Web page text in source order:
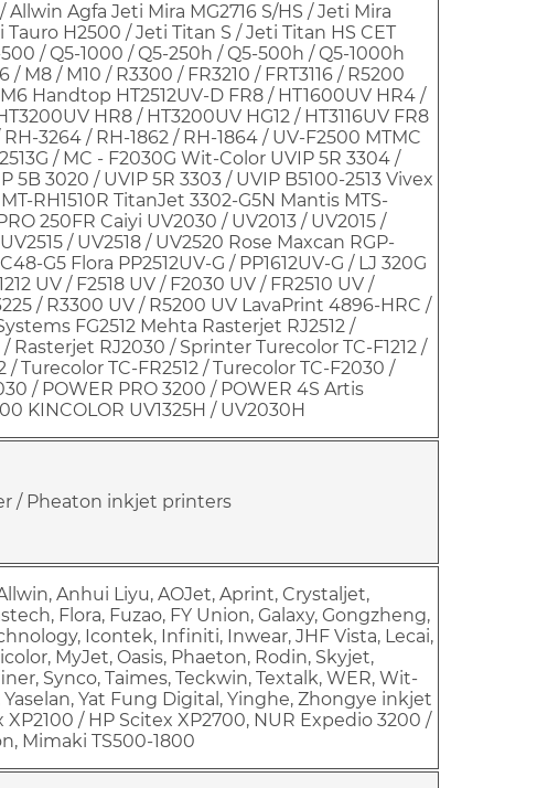
Allwin Agfa Jeti Mira MG2716 S/HS / Jeti Mira
Tauro H2500 / Jeti Titan S / Jeti Titan HS CET
/ Q5-1000 / Q5-250h / Q5-500h / Q5-1000h
/ M8 / M10 / R3300 / FR3210 / FRT3116 / R5200
Handtop HT2512UV-D FR8 / HT1600UV HR4 /
HR8 / HT3200UV HG12 / HT3116UV FR8
3264 / RH-1862 / RH-1864 / UV-F2500 MTMC
/ MC - F2030G Wit-Color UVIP 5R 3304 /
5B 3020 / UVIP 5R 3303 / UVIP B5100-2513 Vivex
RH1510R TitanJet 3302-G5N Mantis MTS-
250FR Caiyi UV2030 / UV2013 / UV2015 /
/ UV2518 / UV2520 Rose Maxcan RGP-
G5 Flora PP2512UV-G / PP1612UV-G / LJ 320G
UV / F2518 UV / F2030 UV / FR2510 UV /
/ R3300 UV / R5200 UV LavaPrint 4896-HRC /
FG2512 Mehta Rasterjet RJ2512 /
/ Rasterjet RJ2030 / Sprinter Turecolor TC-F1212 /
/ Turecolor TC-FR2512 / Turecolor TC-F2030 /
/ POWER PRO 3200 / POWER 4S Artis
KINCOLOR UV1325H / UV2030H
/ Pheaton inkjet printers
Anhui Liyu, AOJet, Aprint, Crystaljet,
Flora, Fuzao, FY Union, Galaxy, Gongzheng,
Icontek, Infiniti, Inwear, JHF Vista, Lecai,
MyJet, Oasis, Phaeton, Rodin, Skyjet,
Synco, Taimes, Teckwin, Textalk, WER, Wit-
Yaselan, Yat Fung Digital, Yinghe, Zhongye inkjet
/ HP Scitex XP2700, NUR Expedio 3200 /
Mimaki TS500-1800